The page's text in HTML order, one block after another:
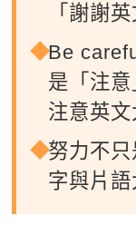
「謝謝
Be
是「注
注意英文
努力不
字與片語